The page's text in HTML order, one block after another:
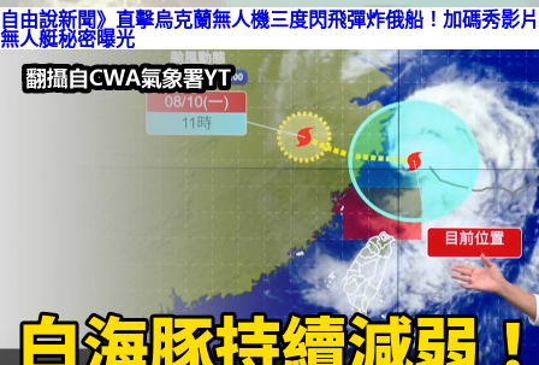
自由說新聞》直擊烏克蘭無人機三度閃飛彈炸俄船！加碼秀影片
無人艇秘密曝光